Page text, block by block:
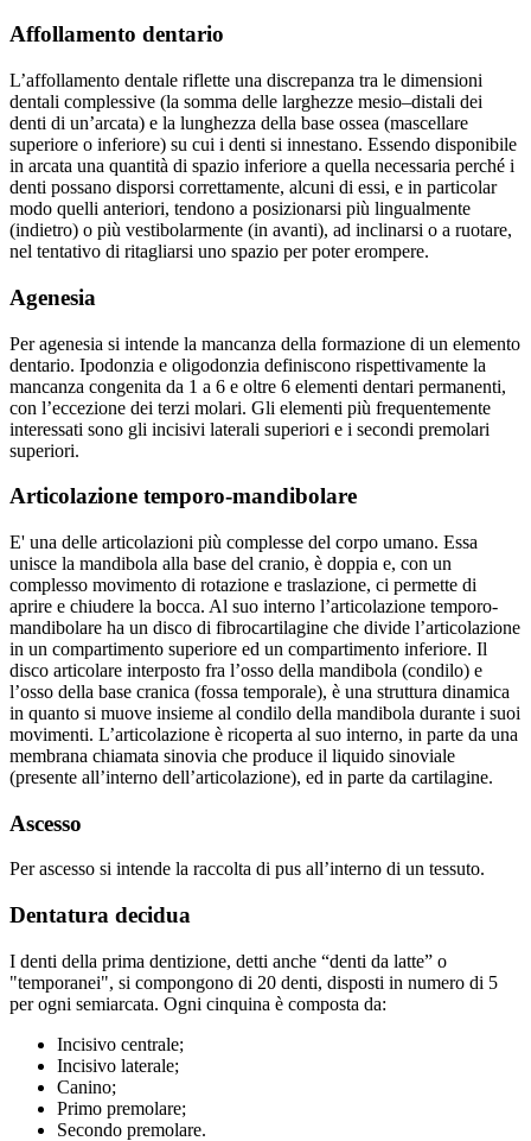
Affollamento dentario
L’affollamento dentale riflette una discrepanza tra le dimensioni
dentali complessive (la somma delle larghezze mesio–distali dei
denti di un’arcata) e la lunghezza della base ossea (mascellare
superiore o inferiore) su cui i denti si innestano. Essendo disponibile
in arcata una quantità di spazio inferiore a quella necessaria perché i
denti possano disporsi correttamente, alcuni di essi, e in particolar
modo quelli anteriori, tendono a posizionarsi più lingualmente
(indietro) o più vestibolarmente (in avanti), ad inclinarsi o a ruotare,
nel tentativo di ritagliarsi uno spazio per poter erompere.
Agenesia
Per agenesia si intende la mancanza della formazione di un elemento
dentario. Ipodonzia e oligodonzia definiscono rispettivamente la
mancanza congenita da 1 a 6 e oltre 6 elementi dentari permanenti,
con l’eccezione dei terzi molari. Gli elementi più frequentemente
interessati sono gli incisivi laterali superiori e i secondi premolari
superiori.
Articolazione temporo-mandibolare
E' una delle articolazioni più complesse del corpo umano. Essa
unisce la mandibola alla base del cranio, è doppia e, con un
complesso movimento di rotazione e traslazione, ci permette di
aprire e chiudere la bocca. Al suo interno l’articolazione temporo-
mandibolare ha un disco di fibrocartilagine che divide l’articolazione
in un compartimento superiore ed un compartimento inferiore. Il
disco articolare interposto fra l’osso della mandibola (condilo) e
l’osso della base cranica (fossa temporale), è una struttura dinamica
in quanto si muove insieme al condilo della mandibola durante i suoi
movimenti. L’articolazione è ricoperta al suo interno, in parte da una
membrana chiamata sinovia che produce il liquido sinoviale
(presente all’interno dell’articolazione), ed in parte da cartilagine.
Ascesso
Per ascesso si intende la raccolta di pus all’interno di un tessuto.
Dentatura decidua
I denti della prima dentizione, detti anche “denti da latte” o
"temporanei", si compongono di 20 denti, disposti in numero di 5
per ogni semiarcata. Ogni cinquina è composta da:
Incisivo centrale;
Incisivo laterale;
Canino;
Primo premolare;
Secondo premolare.